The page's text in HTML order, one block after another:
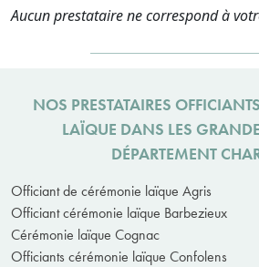
Aucun prestataire ne correspond à
NOS PRESTATAIRES
LAÏQUE DANS LES
DÉPARTEMENT
Officiant de cérémonie laïque Agris
Officiant cérémonie laïque Barbezieux
Cérémonie laïque Cognac
Officiants cérémonie laïque Confolens